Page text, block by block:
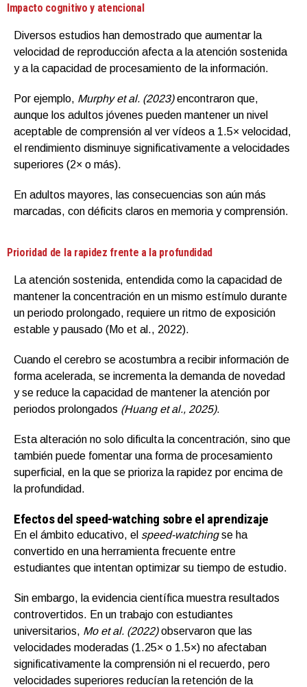
Impacto cognitivo y atencional
Diversos estudios han demostrado que aumentar la
velocidad de reproducción afecta a la atención sostenida
y a la capacidad de procesamiento de la información.
Por ejemplo, Murphy et al. (2023)encontraron que,
aunque los adultos jóvenes pueden mantener un nivel
aceptable de comprensión al ver vídeos a 1.5× velocidad,
el rendimiento disminuye significativamente a velocidades
superiores (2× o más).
En adultos mayores, las consecuencias son aún más
marcadas, con déficits claros en memoria y comprensión.
Prioridad de la rapidez frente a la profundidad
La atención sostenida, entendida como la capacidad de
mantener la concentración en un mismo estímulo durante
un periodo prolongado, requiere un ritmo de exposición
estable y pausado (Mo et al., 2022).
Cuando el cerebro se acostumbra a recibir información de
forma acelerada, se incrementa la demanda de novedad
y se reduce la capacidad de mantener la atención por
periodos prolongados (Huang et al., 2025).
Esta alteración no solo dificulta la concentración, sino que
también puede fomentar una forma de procesamiento
superficial, en la que se prioriza la rapidez por encima de
la profundidad.
Efectos del speed-watching sobre el aprendizaje
En el ámbito educativo, el speed-watchingse ha
convertido en una herramienta frecuente entre
estudiantes que intentan optimizar su tiempo de estudio.
Sin embargo, la evidencia científica muestra resultados
controvertidos. En un trabajo con estudiantes
universitarios, Mo et al. (2022)observaron que las
velocidades moderadas (1.25× o 1.5×) no afectaban
significativamente la comprensión ni el recuerdo, pero
velocidades superiores reducían la retención de la